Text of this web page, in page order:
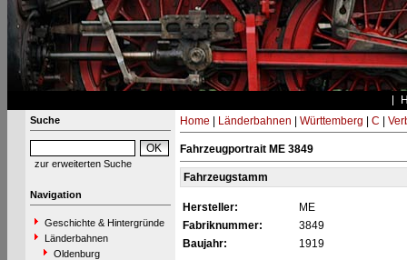
Suche
zur erweiterten Suche
Navigation
Geschichte & Hintergründe
Länderbahnen
Oldenburg
Home Länderbahnen Württemberg C
Fahrzeugportrait ME 3849
Fahrzeugstamm
Hersteller:
ME
Fabriknummer:
3849
Baujahr:
1919